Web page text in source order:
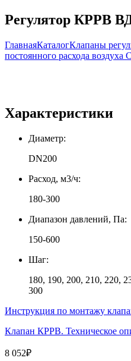
Регулятор КРРВ
ГлавнаяКаталогКлапаны
постоянного расхода воздуха
Характеристики
Диаметр:
DN200
Расход, м3/ч:
180-300
Диапазон давлений, Па:
150-600
Шаг:
180, 190, 200, 210, 220,
300
Инструкция по монтажу
Клапан КРРВ. Техническое
8 052₽